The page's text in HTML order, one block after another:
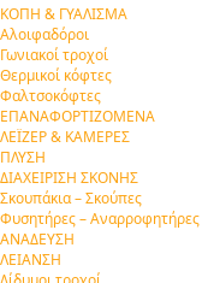
ΚΟΠΗ & ΓΥΑΛΙΣΜΑ
Αλοιφαδόροι
Γωνιακοί τροχοί
Θερμικοί κόφτες
Φαλτσοκόφτες
ΕΠΑΝΑΦΟΡΤΙΖΟΜΕΝΑ
ΛΕΪΖΕΡ & ΚΑΜΕΡΕΣ
ΠΛΥΣΗ
ΔΙΑΧΕΙΡΙΣΗ ΣΚΟΝΗΣ
Σκουπάκια – Σκούπες
Φυσητήρες – Αναρροφητήρες
ΑΝΑΔΕΥΣΗ
ΛΕΙΑΝΣΗ